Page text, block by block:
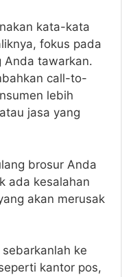
kata-kata
fokus pada
Anda tawarkan.
call-to-
lebih
jasa yang
brosur Anda
ada kesalahan
akan merusak
ke
kantor pos,